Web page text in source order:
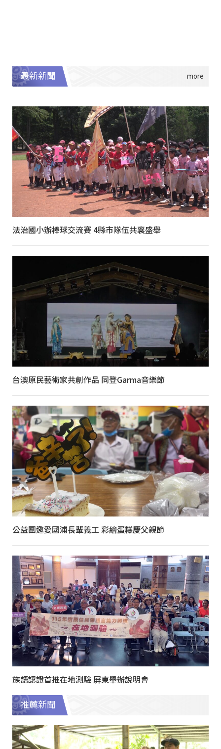
最新新聞
法治國小辦棒球交流賽 4縣市隊伍共襄盛舉
台澳原民藝術家共創作品 同登Garma音樂節
公益團邀愛國浦長輩義工 彩繪蛋糕慶父親節
族語認證首推在地測驗 屏東舉辦說明會
推薦新聞